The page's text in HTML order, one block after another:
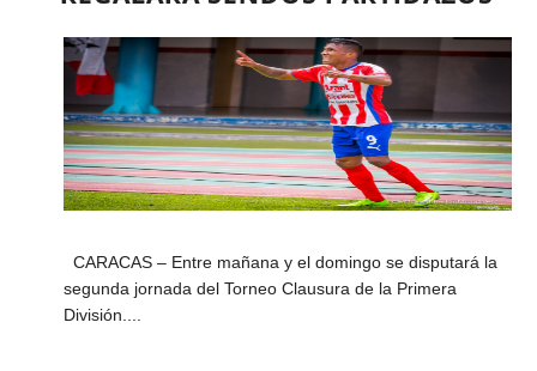
CARACAS – Entre mañana y el domingo se disputará la
segunda jornada del Torneo Clausura de la Primera
División....